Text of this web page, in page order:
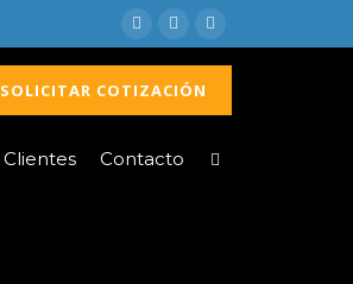
SOLICITAR COTIZACIÓN
Clientes Contacto